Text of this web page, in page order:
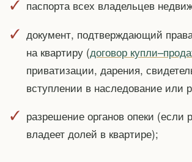
паспорта всех владельцев
документ, подтверждающий
на квартиру (договор
приватизации, дарения,
вступлении в наследование или
разрешение органов опеки (если
владеет долей в квартире);